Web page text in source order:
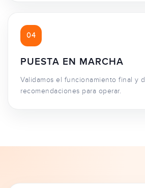
04
PUESTA EN MARCHA
Validamos el funcionamiento final y
recomendaciones para operar.